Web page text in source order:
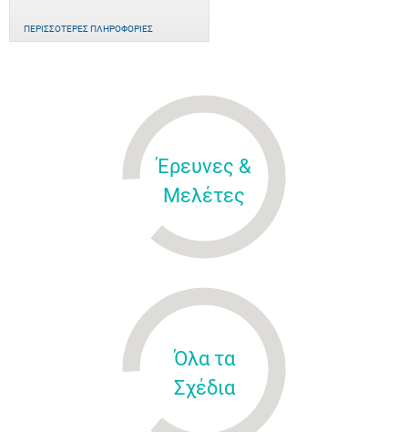
ΠΕΡΙΣΣΌΤΕΡΕΣ ΠΛΗΡΟΦΟΡΊΕΣ
Έρευνες &
Μελέτες
Όλα τα
Σχέδια